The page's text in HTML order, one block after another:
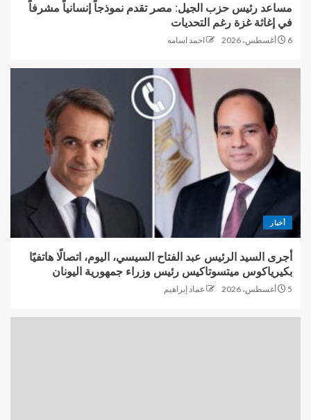
مساعد رئيس حزب الجيل: مصر تقدم نموذجاً إنسانياً مشرفاً
في إغاثة غزة رغم التحديات
6 أغسطس، 2026 احمد اسامه
أخبار
أجرى السيد الرئيس عبد الفتاح السيسي، اليوم، اتصالًا هاتفيًا
بكيرياكوس ميتسوتاكيس رئيس وزراء جمهورية اليونان
5 أغسطس، 2026 عماد إبراهيم